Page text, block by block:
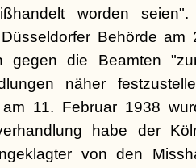
worden
Behörde
gegen die Beamten
näher
11. Februar 1938
habe der
von den